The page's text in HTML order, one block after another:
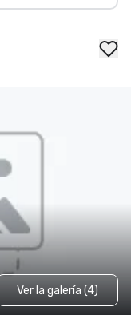
Ver la galería (4)